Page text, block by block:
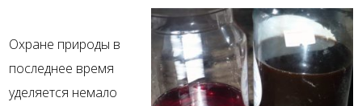
Охране природы в
последнее время
уделяется немало